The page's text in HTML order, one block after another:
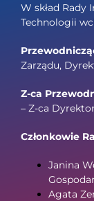
W skład Rady
Technologii
Zarządu,
Z-ca
– Z-ca
Członkowie
Janina
Agata